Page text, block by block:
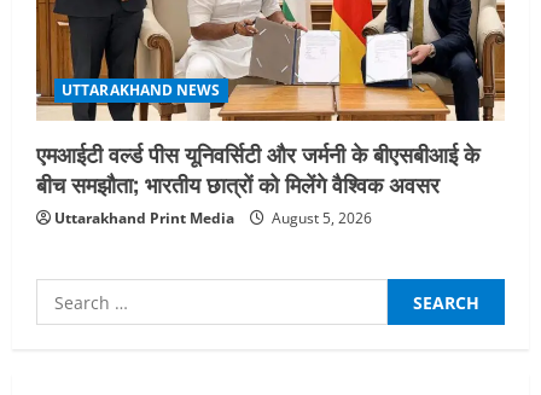
UTTARAKHAND NEWS
एमआईटी वर्ल्ड पीस यूनिवर्सिटी और जर्मनी के बीएसबीआई के
बीच समझौता; भारतीय छात्रों को मिलेंगे वैश्विक अवसर
Uttarakhand Print Media August 5, 2026
Search
for: